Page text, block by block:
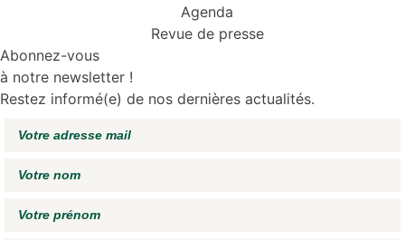
Agenda
Revue de presse
Abonnez-vous
à notre newsletter !
Restez informé(e) de nos dernières actualités.